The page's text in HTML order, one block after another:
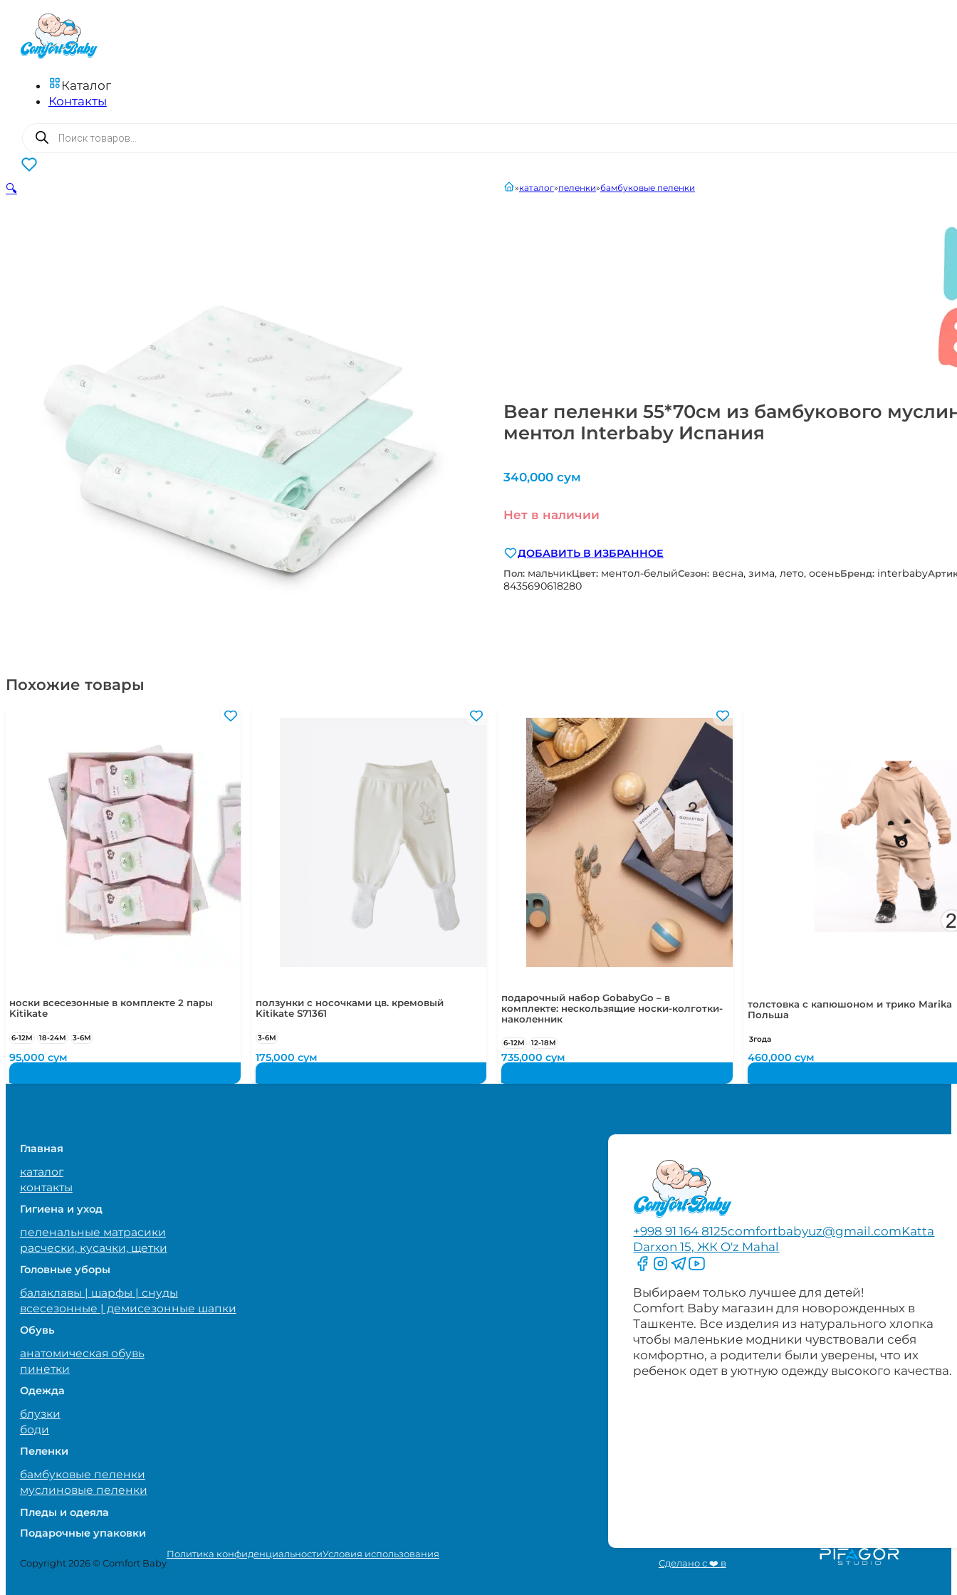
Каталог
Контакты
Поиск
товаров
0
Bear пеленки 55*70см из бамбукового
ментол Interbaby Испания
главнаякаталог пеленки бамбуковые пеленки
340,000 сум
Нет в наличии
ДОБАВИТЬ В ИЗБРАННОЕ
Пол: мальчикЦвет: ментол-белыйСезон: весна, зима, лето, осеньБренд: interbaby
8435690618280
🔍
Похожие товары
носки всесезонные в комплекте 2 пары
Kitikate
6-12М 18-24М 3-6М
95,000сум
ползунки с носочками цв. кремовый
Kitikate S71361
3-6М
175,000 сум
подарочный набор GobabyGo – в
комплекте: нескользящие носки-колготки-
наколенник
6-12М 12-18М
735,000сум
толстовка с капюшоном и трико Marika
Польша
3года
460,000 сум
Главная
каталог
контакты
Гигиена и уход
пеленальные матрасики
расчески, кусачки, щетки
Головные уборы
балаклавы | шарфы | снуды
всесезонные | демисезонные шапки
Обувь
анатомическая обувь
пинетки
Одежда
блузки
боди
Пеленки
бамбуковые пеленки
муслиновые пеленки
Пледы и одеяла
Подарочные упаковки
+998 91 164 8125comfortbabyuz@gmail.comKatta
Darxon 15, ЖК O'z Mahal
Следите за нами на Facebook
Следите за нами в Instagram
Следите за нами в Telegram
Следите за нами в YouTube
Выбираем только лучшее для детей!
Comfort Baby магазин для новорожденных в
Ташкенте. Все изделия из натурального хлопка
чтобы маленькие модники чувствовали себя
комфортно, а родители были уверены, что их
ребенок одет в уютную одежду высокого качества.
Copyright 2026 © Comfort Baby
Политика конфиденциальностиУсловия использования
Сделано с ❤️ в